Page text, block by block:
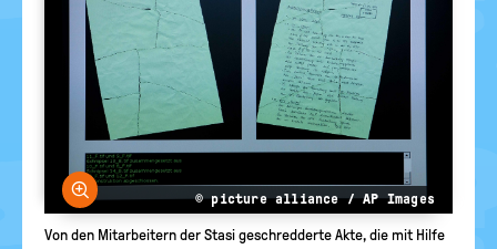
Bild vergrößern
© picture alliance / AP Images
Von den Mitarbeitern der Stasi geschredderte Akte, die mit Hilfe